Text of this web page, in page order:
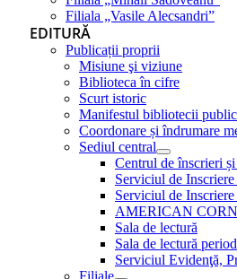
Filiala „Vasile Alecsandri”
EDITURĂ
Publicații proprii
Misiune şi viziune
Biblioteca în cifre
Scurt istoric
Manifestul bibliotecii
Coordonare și îndrumare
Sediul central
Centrul de înscrieri
Serviciul de
Serviciul de
AMERICAN
Sala de lectură
Sala de lectură
Serviciul Evidenţă,
Filiale